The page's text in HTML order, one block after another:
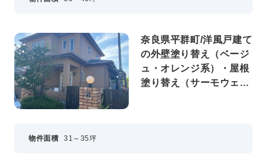
奈良県平群町/洋風戸建て
の外壁塗り替え（ベージ
ュ・オレンジ系）・屋根
塗り替え（サーモウェザ
物件面積 31～35坪